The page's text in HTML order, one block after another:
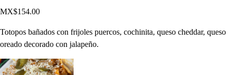
MX$154.00
Totopos bañados con frijoles puercos, cochinita, queso cheddar, queso
oreado decorado con jalapeño.